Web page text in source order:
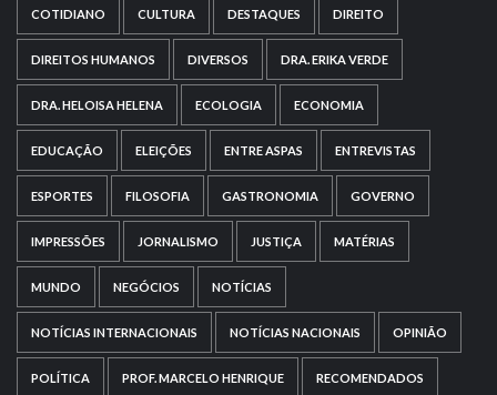
COTIDIANO CULTURA DESTAQUES DIREITO
DIREITOS HUMANOS DIVERSOS DRA. ERIKA VERDE
DRA. HELOISA HELENA ECOLOGIA ECONOMIA
EDUCAÇÃO ELEIÇÕES ENTRE ASPAS ENTREVISTAS
ESPORTES FILOSOFIA GASTRONOMIA GOVERNO
IMPRESSÕES JORNALISMO JUSTIÇA MATÉRIAS
MUNDO NEGÓCIOS NOTÍCIAS
NOTÍCIAS INTERNACIONAIS NOTÍCIAS NACIONAIS OPINIÃO
POLÍTICA PROF. MARCELO HENRIQUE RECOMENDADOS